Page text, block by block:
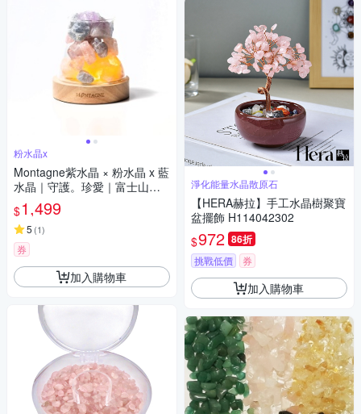
粉水晶x
Montagne紫水晶 × 粉水晶 x 藍
水晶｜守護。珍愛｜富士山水
晶擴香組 精油可選
$1,499
5 (1)
券
加入購物車
淨化能量水晶散原石
【HERA赫拉】手工水晶樹聚寶
盆擺飾 H114042302
$972 86折
挑戰低價 券
加入購物車